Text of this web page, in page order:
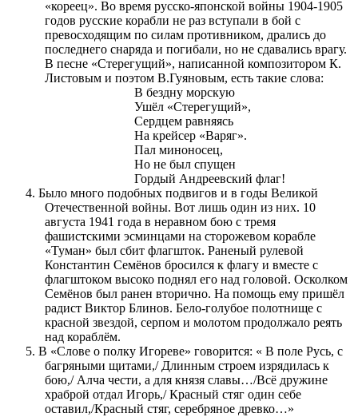
«кореец». Во время русско-японской войны 1904-1905
годов русские корабли не раз вступали в бой с
превосходящим по силам противником, дрались до
последнего снаряда и погибали, но не сдавались врагу.
В песне «Стерегущий», написанной композитором К.
Листовым и поэтом В.Гуяновым, есть такие слова:
В бездну морскую
Ушёл «Стерегущий»,
Сердцем равняясь
На крейсер «Варяг».
Пал миноносец,
Но не был спущен
Гордый Андреевский флаг!
4. Было много подобных подвигов и в годы Великой
Отечественной войны. Вот лишь один из них. 10
августа 1941 года в неравном бою с тремя
фашистскими эсминцами на сторожевом корабле
«Туман» был сбит флагшток. Раненый рулевой
Константин Семёнов бросился к флагу и вместе с
флагштоком высоко поднял его над головой. Осколком
Семёнов был ранен вторично. На помощь ему пришёл
радист Виктор Блинов. Бело-голубое полотнище с
красной звездой, серпом и молотом продолжало реять
над кораблём.
5. В «Слове о полку Игореве» говорится: « В поле Русь, с
багряными щитами,/ Длинным строем изрядилась к
бою,/ Алча чести, а для князя славы…/Всё дружине
храброй отдал Игорь,/ Красный стяг один себе
оставил,/Красный стяг, серебряное древко…»